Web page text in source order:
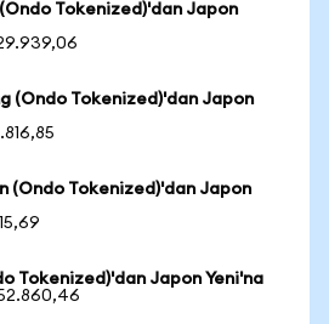
Tokenized)'dan Japon
(Ondo Tokenized)'dan Japon
(Ondo Tokenized)'dan Japon
Tokenized)'dan Japon Yeni'na